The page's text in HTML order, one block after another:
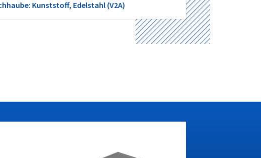
Kunststoff, Edelstahl (V2A)